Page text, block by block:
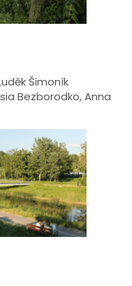
Šimoník
Bezborodko, Anna